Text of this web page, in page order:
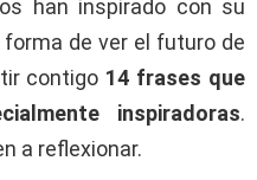
han inspirado con su
de ver el futuro de
contigo 14 frases que
inspiradoras.
a reflexionar.